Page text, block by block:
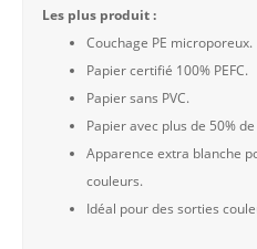
Les plus produit :
Couchage PE microporeux.
Papier certifié 100% PEFC.
Papier sans PVC.
Papier avec plus de 50%
Apparence extra blanche
couleurs.
Idéal pour des sorties